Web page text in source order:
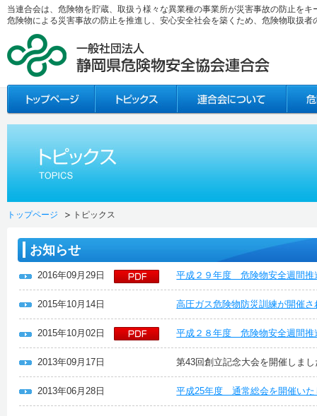
当連合会は、危険物を貯蔵、取扱う様々な異業種の事業所が災害事故の防止を
危険物による災害事故の防止を推進し、安心安全社会を築くため、危険物取扱
トップページ トピックス
お知らせ
2016年09月29日 平成２９年度 危険物安全週間推
2015年10月14日 高圧ガス危険物防災訓練が開催さ
2015年10月02日 平成２８年度 危険物安全週間推
2013年09月17日 第43回創立記念大会を開催しま
2013年06月28日 平成25年度 通常総会を開催いた